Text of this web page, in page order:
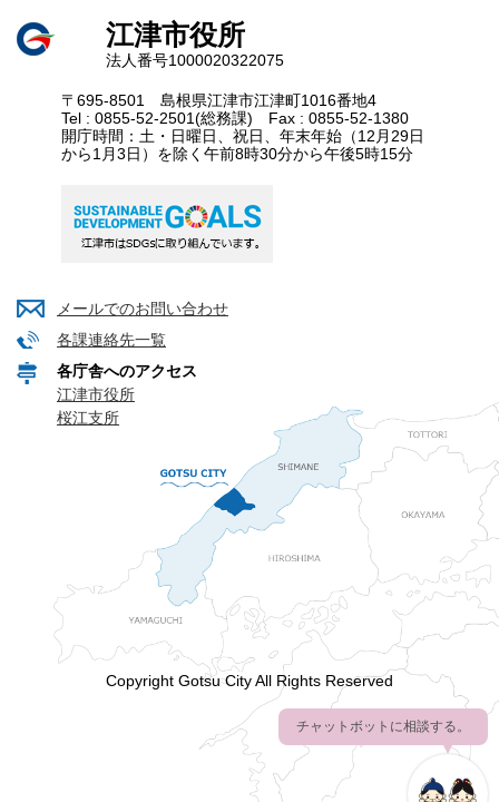
江津市役所
法人番号1000020322075
〒695-8501 島根県江津市江津町1016番地4
Tel : 0855-52-2501(総務課) Fax : 0855-52-1380
開庁時間：土・日曜日、祝日、年末年始（12月29日
から1月3日）を除く午前8時30分から午後5時15分
メールでのお問い合わせ
各課連絡先一覧
各庁舎へのアクセス
江津市役所
桜江支所
Copyright Gotsu City All Rights Reserved
チャットボットに相談する。